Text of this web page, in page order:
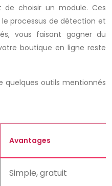
de choisir un module. Ces
processus de détection et
vous faisant gagner du
boutique en ligne reste
outils mentionnés
Avantages
Simple, gratuit